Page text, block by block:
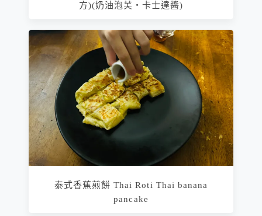
方)(奶油泡芙‧卡士達醬)
泰式香蕉煎餅 Thai Roti Thai banana
pancake